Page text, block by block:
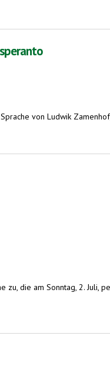
von Ludwik
die am Sonntag, 2. Juli,